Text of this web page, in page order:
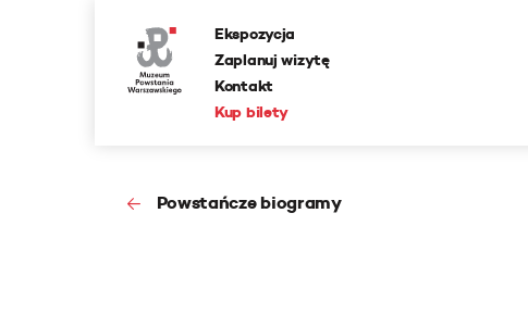
Ekspozycja
Zaplanuj wizytę
Kontakt
Kup bilety
Powstańcze biogramy